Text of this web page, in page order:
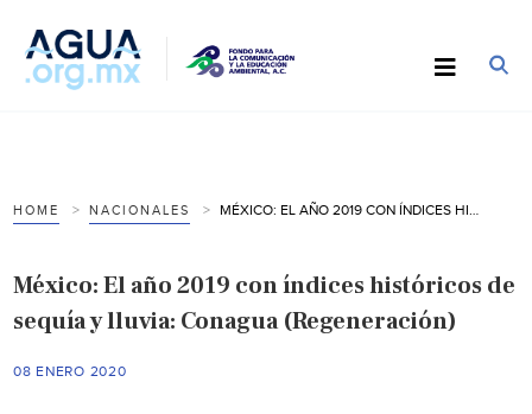
HOME NACIONALES
México: El año 2019 con índices históricos de
sequía y lluvia: Conagua (Regeneración)
08 ENERO 2020